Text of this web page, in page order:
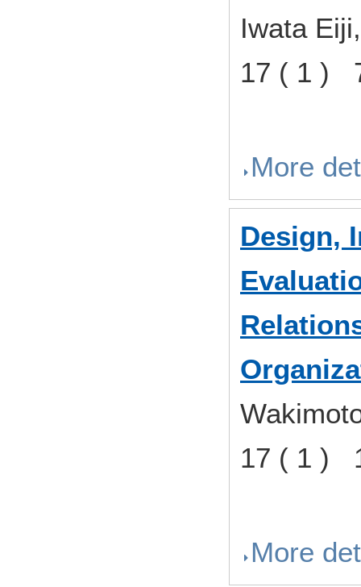
Iwata
17 ( 1 )
More
Design,
17 ( 1 )
More